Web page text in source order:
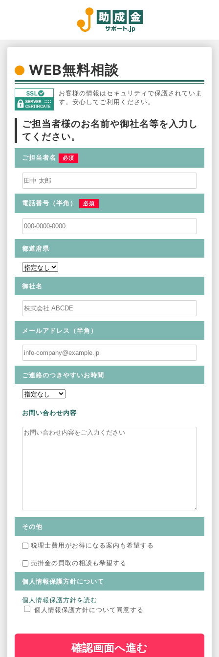
WEB無料相談
お客様の情報はセキュリティで保護されていま
す。安心してご利用ください。
ご担当者様のお名前や御社名等を入力し
てください。
ご担当者名 必須
電話番号（半角） 必須
都道府県
御社名
メールアドレス（半角）
ご連絡のつきやすいお時間
お問い合わせ内容
その他
税理士費用がお得になる案内も希望する
売掛金の買取の相談も希望する
個人情報保護方針について
個人情報保護方針を読む
個人情報保護方針について同意する